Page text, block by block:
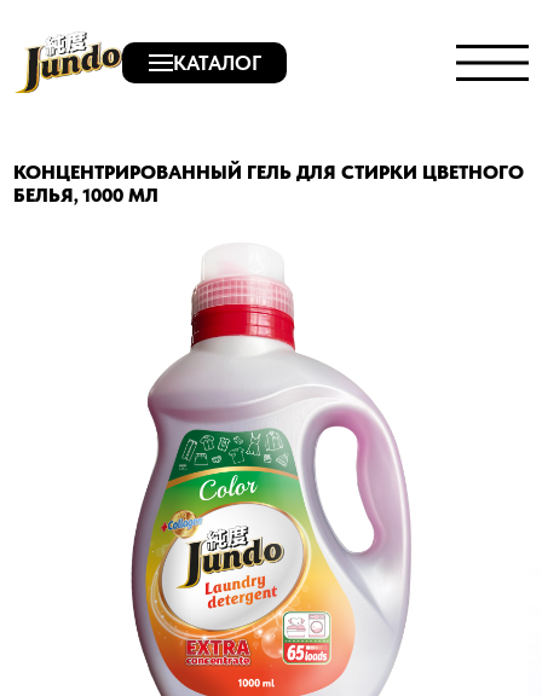
КАТАЛОГ
КОНЦЕНТРИРОВАННЫЙ ГЕЛЬ ДЛЯ СТИРКИ ЦВЕТНОГО
БЕЛЬЯ, 1000 МЛ